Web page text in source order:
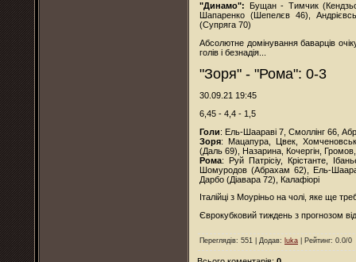
"Динамо": Бущан - Тимчик
Шапаренко (Шепелєв 46),
(Супряга 70)
Абсолютне домінування баварців
голів і безнадія...
"Зоря" - "Рома": 0-3
30.09.21 19:45
6,45 - 4,4 - 1,5
Голи: Ель-Шаараві 7, Смоллінг 66,
Зоря: Мацапура, Цвек,
(Даль 69), Назарина, Кочергін,
Рома: Руй Патрісіу, Крістанте,
Шомуродов (Абрахам 62), Ель-
Дарбо (Діавара 72), Калафіорі
Італійці з Моуріньо на чолі, яке ще
Єврокубковий тиждень з прогнозом
Переглядів: 551 | Додав: luka Рейтинг: 0.0/0